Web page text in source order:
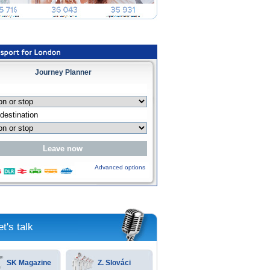
Journey Planner
Advanced options
talk
SK Magazine Z. Slováci